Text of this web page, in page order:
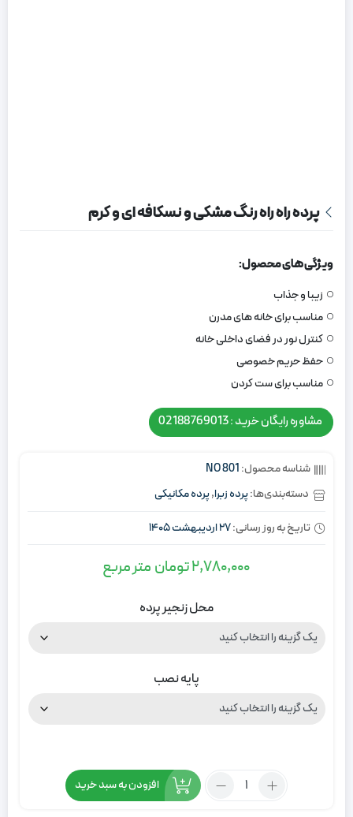
پرده راه راه رنگ مشکی و نسکافه ای و کرم
ویژگی های محصول:
زیبا و جذاب
مناسب برای خانه های مدرن
کنترل نور در فضای داخلی خانه
حفظ حریم خصوصی
مناسب برای ست کردن
مشاوره رایگان خرید : 02188769013
شناسه محصول:NO 801
دسته‌بندی‌ها:پرده زبرا,پرده مکانیکی
تاریخ به روز رسانی:27 اردیبهشت 1405
2,780,000تومان متر مربع
محل زنجیر پرده
پایه نصب
تعداد:
افزودن به سبد خرید